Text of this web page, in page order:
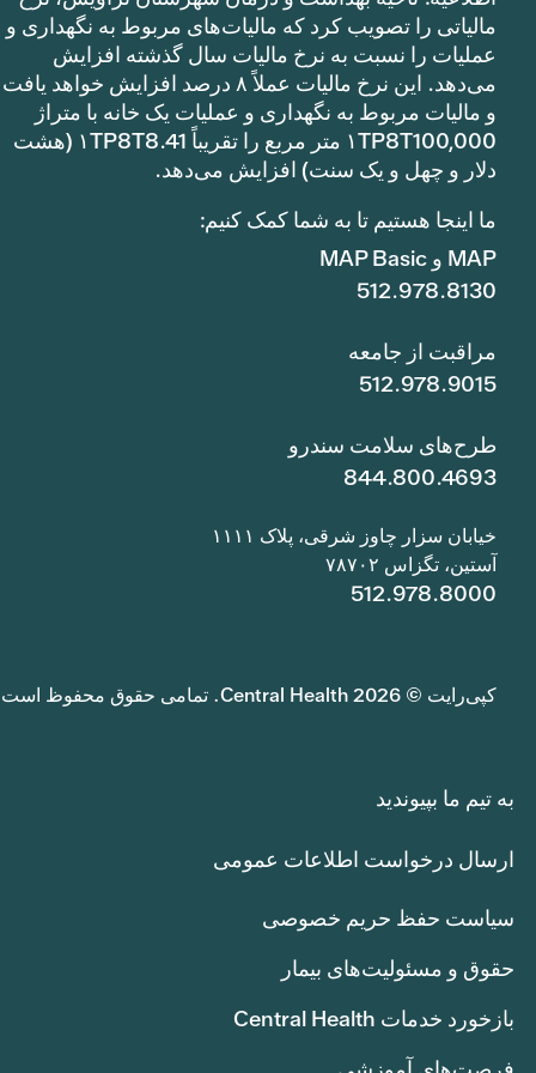
مالیاتی را تصویب کرد که مالیات‌های مربوط به نگهداری و
عملیات را نسبت به نرخ مالیات سال گذشته افزایش
می‌دهد. این نرخ مالیات عملاً ۸ درصد افزایش خواهد یافت
و مالیات مربوط به نگهداری و عملیات یک خانه با متراژ
۱TP8T100,000 متر مربع را تقریباً ۱TP8T8.41 (هشت
دلار و چهل و یک سنت) افزایش می‌دهد.
ما اینجا هستیم تا به شما کمک کنیم:
MAP و MAP Basic
512.978.8130
مراقبت از جامعه
512.978.9015
طرح‌های سلامت سندرو
844.800.4693
خیابان سزار چاوز شرقی، پلاک ۱۱۱۱
آستین، تگزاس ۷۸۷۰۲
512.978.8000
کپی‌رایت © 2026 Central Health. تمامی حقوق محفوظ است.
به تیم ما بپیوندید
ارسال درخواست اطلاعات عمومی
سیاست حفظ حریم خصوصی
حقوق و مسئولیت‌های بیمار
بازخورد خدمات Central Health